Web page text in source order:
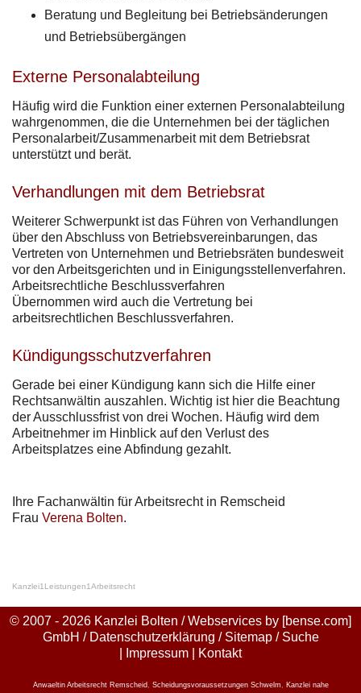
Beratung und Begleitung bei Betriebsänderungen
und Betriebsübergängen
Externe Personalabteilung
Häufig wird die Funktion einer externen Personalabteilung
wahrgenommen, die die Unternehmen bei der täglichen
Personalarbeit/Zusammenarbeit mit dem Betriebsrat
unterstützt und berät.
Verhandlungen mit dem Betriebsrat
Weiterer Schwerpunkt ist das Führen von Verhandlungen
über den Abschluss von Betriebsvereinbarungen, das
Vertreten von Unternehmen und Betriebsräten bundesweit
vor den Arbeitsgerichten und in Einigungsstellenverfahren.
Arbeitsrechtliche Beschlussverfahren
Übernommen wird auch die Vertretung bei
arbeitsrechtlichen Beschlussverfahren.
Kündigungsschutzverfahren
Gerade bei einer Kündigung kann sich die Hilfe einer
Rechtsanwältin auszahlen. Wichtig ist hier die Beachtung
der Ausschlussfrist von drei Wochen. Häufig wird dem
Arbeitnehmer im Hinblick auf den Verlust des
Arbeitsplatzes eine Abfindung gezahlt.
Ihre Fachanwältin für Arbeitsrecht in Remscheid
Frau Verena Bolten.
Kanzlei1 Leistungen1Arbeitsrecht
© 2007 - 2026 Kanzlei Bolten / Webservices by [bense.com]
GmbH / Datenschutzerklärung / Sitemap/ Suche
Impressum Kontakt
Anwaeltin Arbeitsrecht Remscheid Scheidungsvoraussetzungen Schwelm Kanzlei nahe